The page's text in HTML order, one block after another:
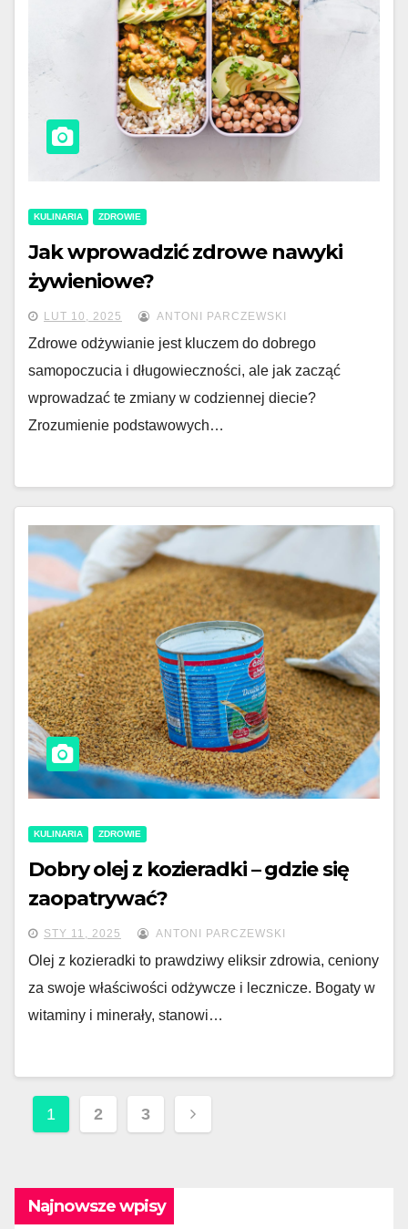
KULINARIA ZDROWIE
Jak wprowadzić zdrowe nawyki
żywieniowe?
LUT 10, 2025 ANTONI PARCZEWSKI
Zdrowe odżywianie jest kluczem do dobrego
samopoczucia i długowieczności, ale jak zacząć
wprowadzać te zmiany w codziennej diecie?
Zrozumienie podstawowych…
KULINARIA ZDROWIE
Dobry olej z kozieradki – gdzie się
zaopatrywać?
STY 11, 2025 ANTONI PARCZEWSKI
Olej z kozieradki to prawdziwy eliksir zdrowia, ceniony
za swoje właściwości odżywcze i lecznicze. Bogaty w
witaminy i minerały, stanowi…
Stronicowanie
1 2 3
Najnowsze wpisy